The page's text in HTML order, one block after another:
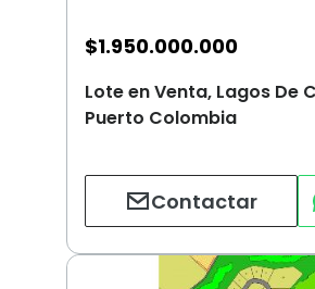
$1.950.000.000
Lote en Venta, Lagos De
Puerto Colombia
Contactar